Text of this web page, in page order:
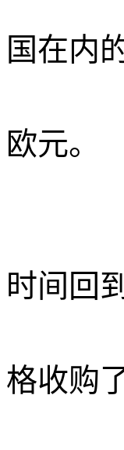
国在内
欧元。
时间回
格收购